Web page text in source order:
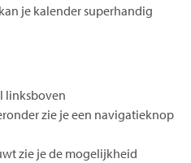
je kalender superhandig
linksboven
zie je een navigatieknop
zie je de mogelijkheid